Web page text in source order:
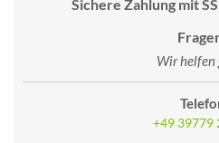
Sichere Zahlung mit
Wir helfen
+49 39779